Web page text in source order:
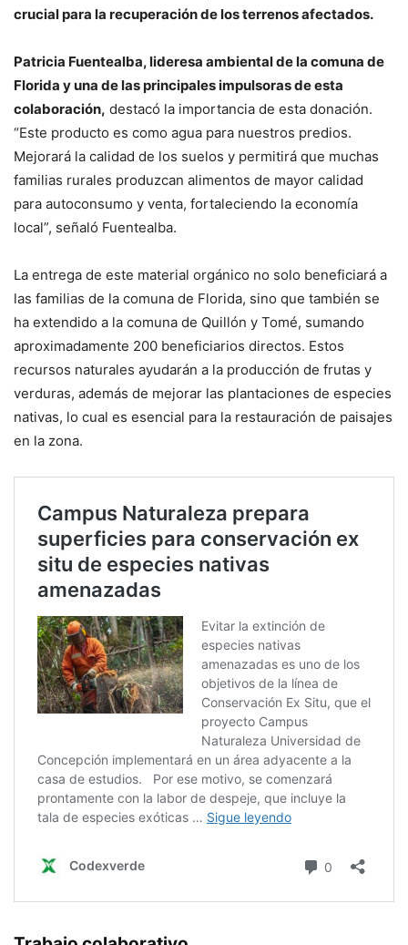
crucial para la recuperación de los terrenos afectados.
Patricia Fuentealba, lideresa ambiental de la comuna de
Florida y una de las principales impulsoras de esta
colaboración, destacó la importancia de esta donación.
“Este producto es como agua para nuestros predios.
Mejorará la calidad de los suelos y permitirá que muchas
familias rurales produzcan alimentos de mayor calidad
para autoconsumo y venta, fortaleciendo la economía
local”, señaló Fuentealba.
La entrega de este material orgánico no solo beneficiará a
las familias de la comuna de Florida, sino que también se
ha extendido a la comuna de Quillón y Tomé, sumando
aproximadamente 200 beneficiarios directos. Estos
recursos naturales ayudarán a la producción de frutas y
verduras, además de mejorar las plantaciones de especies
nativas, lo cual es esencial para la restauración de paisajes
en la zona.